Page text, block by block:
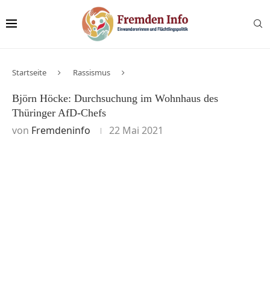
Startseite Rassismus
Björn Höcke: Durchsuchung im Wohnhaus des
Thüringer AfD-Chefs
von Fremdeninfo 22 Mai 2021